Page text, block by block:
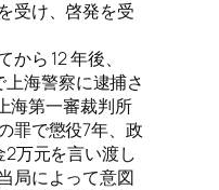
受け、啓発を受
ら 12 年後、
上海警察に逮捕さ
海第一審裁判所
罪で懲役7年、政
万元を言い渡し
局によって意図